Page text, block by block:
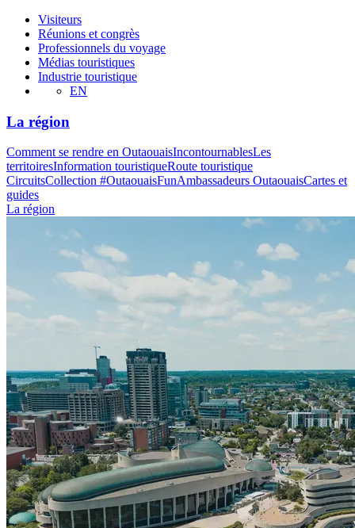
Visiteurs
Réunions et congrès
Professionnels du voyage
Médias touristiques
Industrie touristique
EN
La région
Comment se rendre en OutaouaisIncontournablesLes
territoiresInformation touristiqueRoute touristique
CircuitsCollection #OutaouaisFunAmbassadeurs OutaouaisCartes et
guides
La région